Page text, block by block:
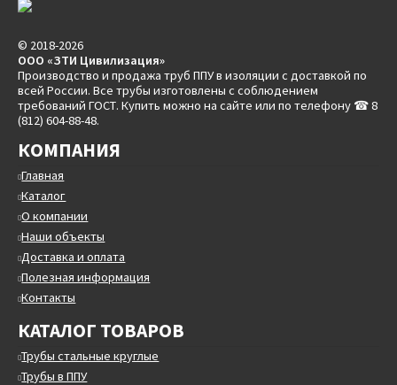
© 2018-2026
ООО «ЗТИ Цивилизация»
Производство и продажа труб ППУ в изоляции с доставкой по
всей России. Все трубы изготовлены с соблюдением
требований ГОСТ. Купить можно на сайте или по телефону ☎ 8
(812) 604-88-48.
КОМПАНИЯ
Главная
Каталог
О компании
Наши объекты
Доставка и оплата
Полезная информация
Контакты
КАТАЛОГ ТОВАРОВ
Трубы стальные круглые
Трубы в ППУ